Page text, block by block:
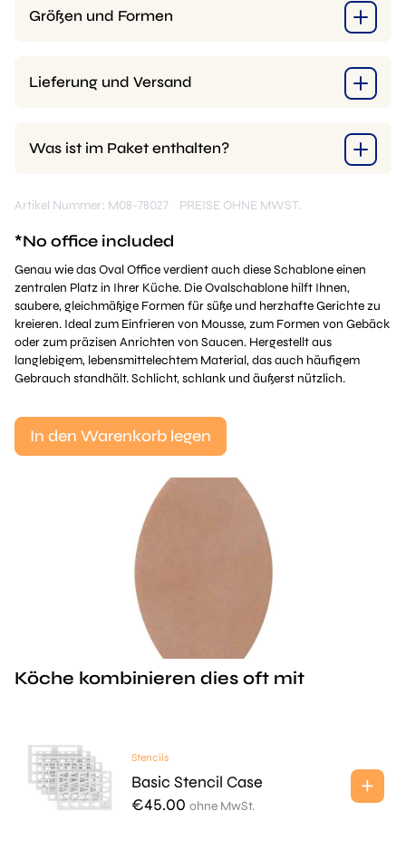
Größen und Formen
Lieferung und Versand
Was ist im Paket enthalten?
Artikel Nummer: M08-78027 PREISE OHNE MWST.
*No office included
Genau wie das Oval Office verdient auch diese Schablone einen
zentralen Platz in Ihrer Küche. Die Ovalschablone hilft Ihnen,
saubere, gleichmäßige Formen für süße und herzhafte Gerichte zu
kreieren. Ideal zum Einfrieren von Mousse, zum Formen von Gebäck
oder zum präzisen Anrichten von Saucen. Hergestellt aus
langlebigem, lebensmittelechtem Material, das auch häufigem
Gebrauch standhält. Schlicht, schlank und äußerst nützlich.
In den Warenkorb legen
Köche kombinieren dies oft mit
Stencils
Basic Stencil Case
€45.00 ohne MwSt.